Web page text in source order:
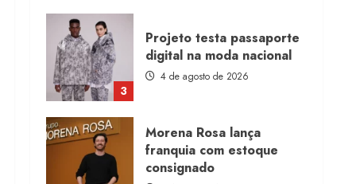
4
Morena Rosa lança
franquia com estoque
consignado
Mercosul-UE prevê
transição longa para
vestuário